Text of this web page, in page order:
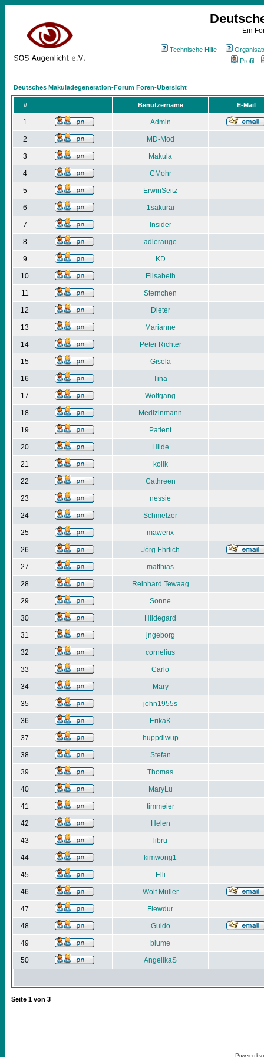
Ein
Technische Hilfe
Profil
Deutsches Makuladegeneration-Forum Foren-Übersicht
# Benutzername E-Mail
1 Admin
2 MD-Mod
3 Makula
4 CMohr
5 ErwinSeitz
6 1sakurai
7 Insider
8 adlerauge
9 KD
10 Elisabeth
11 Sternchen
12 Dieter
13 Marianne
14 Peter Richter
15 Gisela
16 Tina
17 Wolfgang
18 Medizinmann
19 Patient
20 Hilde
21 kolik
22 Cathreen
23 nessie
24 Schmelzer
25 mawerix
26 Jörg Ehrlich
27 matthias
28 Reinhard Tewaag
29 Sonne
30 Hildegard
31 jngeborg
32 cornelius
33 Carlo
34 Mary
35 john1955s
36 ErikaK
37 huppdiwup
38 Stefan
39 Thomas
40 MaryLu
41 timmeier
42 Helen
43 libru
44 kimwong1
45 Elli
46 Wolf Müller
47 Flewdur
48 Guido
49 blume
50 AngelikaS
Seite 1 von 3
Powered by